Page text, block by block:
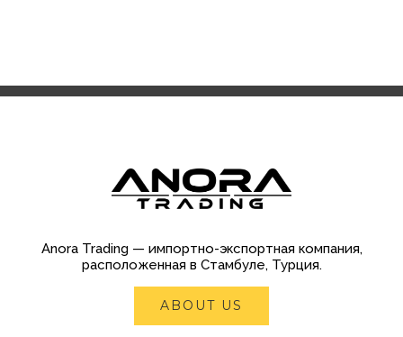
Anora Trading — импортно-экспортная компания,
расположенная в Стамбуле, Турция.
ABOUT US